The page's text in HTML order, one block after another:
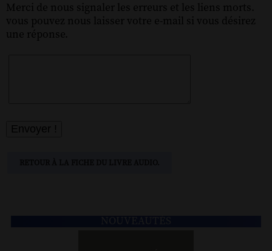
Merci de nous signaler les erreurs et les liens morts.
vous pouvez nous laisser votre e-mail si vous désirez
une réponse.